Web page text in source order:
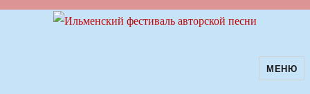
Ильменский фестиваль авторскойМЕНЮ